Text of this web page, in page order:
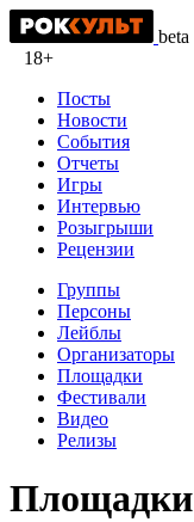
beta
18+
Посты
Новости
События
Отчеты
Игры
Интервью
Розыгрыши
Рецензии
Группы
Персоны
Лейблы
Организаторы
Площадки
Фестивали
Видео
Релизы
Площадки